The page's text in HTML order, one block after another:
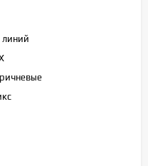
линий